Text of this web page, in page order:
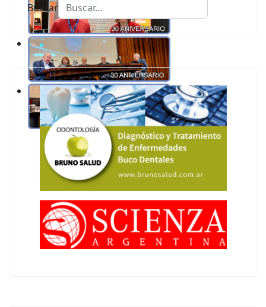
Buscar